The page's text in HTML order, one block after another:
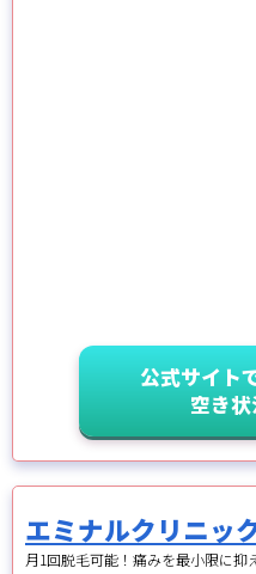
公式サイト
空き
エミナルクリニッ
月1回脱毛可能！痛みを最小限に